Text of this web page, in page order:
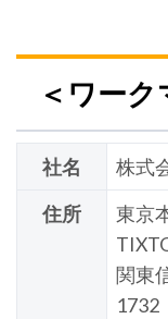
＜ワーク
社名
株式
住所
東京
関東
1732